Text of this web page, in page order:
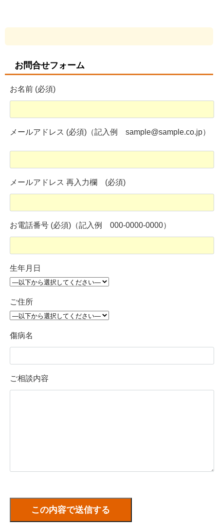
お問合せフォーム
お名前 (必須)
メールアドレス (必須)（記入例 sample@sample.co.jp）
メールアドレス 再入力欄 (必須)
お電話番号 (必須)（記入例 000-0000-0000）
生年月日
ご住所
傷病名
ご相談内容